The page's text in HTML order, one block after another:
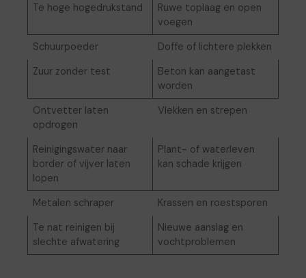
Te hoge hogedrukstand
Ruwe toplaag en open
voegen
Schuurpoeder
Doffe of lichtere plekken
Zuur zonder test
Beton kan aangetast
worden
Ontvetter laten
opdrogen
Vlekken en strepen
Reinigingswater naar
border of vijver laten
lopen
Plant- of waterleven
kan schade krijgen
Metalen schraper
Krassen en roestsporen
Te nat reinigen bij
slechte afwatering
Nieuwe aanslag en
vochtproblemen